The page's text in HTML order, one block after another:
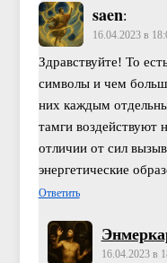
saen:
16.04.2023 в
Здравствуйте! То
символы и чем
них каждым
тамги воздействуют
отличии от сил
энергетические
Ответить
16.04.2023 в